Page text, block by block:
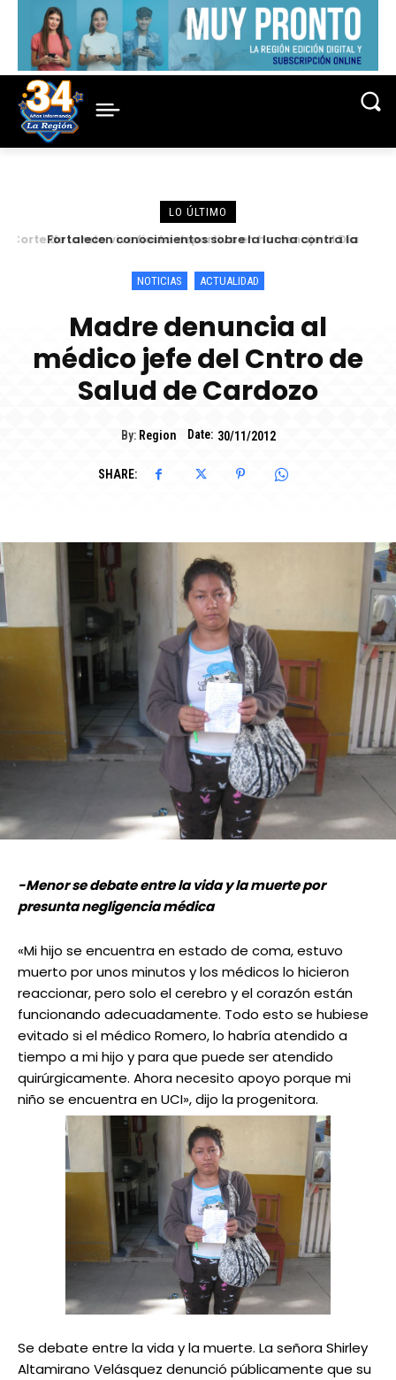
LO ÚLTIMO
Fortalecen conocimientos sobre la lucha contra la
Corte de Loreto
NOTICIAS ACTUALIDAD
Madre denuncia al
médico jefe del Cntro de
Salud de Cardozo
By: Region Date: 30/11/2012
SHARE:
-Menor se debate entre la vida y la muerte por
presunta negligencia médica
«Mi hijo se encuentra en estado de coma, estuvo
muerto por unos minutos y los médicos lo hicieron
reaccionar, pero solo el cerebro y el corazón están
funcionando adecuadamente. Todo esto se hubiese
evitado si el médico Romero, lo habría atendido a
tiempo a mi hijo y para que puede ser atendido
quirúrgicamente. Ahora necesito apoyo porque mi
niño se encuentra en UCI», dijo la progenitora.
Se debate entre la vida y la muerte. La señora Shirley
Altamirano Velásquez denunció públicamente que su